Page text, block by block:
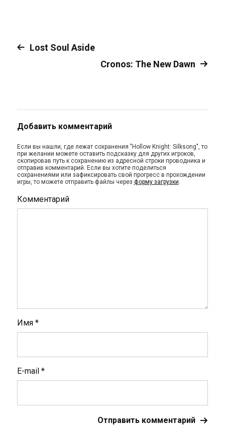
Lost Soul Aside
Cronos: The New Dawn
Добавить комментарий
Если вы нашли, где лежат сохранения "Hollow Knight: Silksong", то
при желании можете оставить подсказку для других игроков,
скопировав путь к сохранению из адресной строки проводника и
отправив комментарий. Если вы хотите поделиться
сохранениями или зафиксировать свой прогресс в прохождении
игры, то можете отправить файлы через форму загрузки.
Комментарий
Имя *
E-mail *